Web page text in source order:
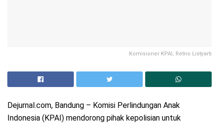
Komisioner KPAI, Retno Listyarti
Dejurnal.com, Bandung – Komisi Perlindungan Anak
Indonesia (KPAI) mendorong pihak kepolisian untuk